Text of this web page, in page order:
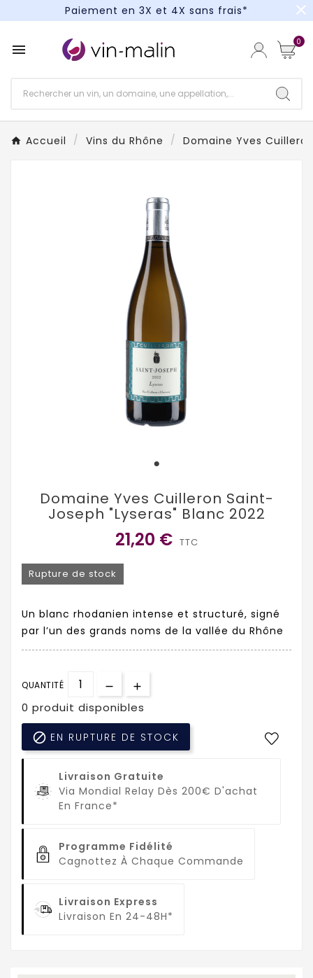
Paiement en 3X et 4X sans frais*
Paiement en 3X et 4X sans frais*
close
 0
Accueil Vins du Rhône Domaine Yves
Domaine Yves Cuilleron Saint-
Joseph "Lyseras" Blanc 2022
21,20 € TTC
Rupture de stock
Un blanc rhodanien intense et structuré, signé
par l’un des grands noms de la vallée du Rhône
QUANTITÉ
0 produit disponibles
 EN RUPTURE DE STOCK
Livraison Gratuite
Via Mondial Relay Dès 200€ D'achat
En France*
Programme Fidélité
Cagnottez À Chaque Commande
Livraison Express
Livraison En 24-48H*